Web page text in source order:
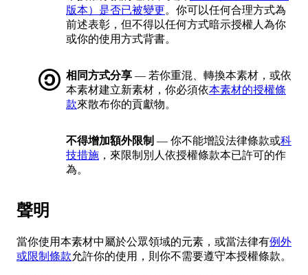
版本）是否已被變更。你可以任何合理方式為
前述表彰，但不得以任何方式暗示授權人為你
或你的使用方式背書。
相同方式分享 — 若你重混、轉換本素材，或依
本素材建立新素材，你必須依本素材的授權條
款來散布你的貢獻物。
不得增加額外限制 — 你不能增設法律條款或科
技措施 ，來限制別人依授權條款本已許可的作
為。
聲明
當你使用本素材中屬於公眾領域的元素，或當法律有例外
或限制條款允許你的使用，則你不需要遵守本授權條款。